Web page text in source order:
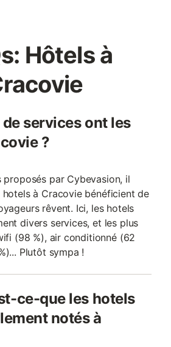
Hôtels à
services ont les
?
par Cybevasion, il
hotels à Cracovie bénéficient de
rêvent. Ici, les hotels
divers services, et les plus
(98 %), air conditionné (62
Plutôt sympa !
ce-que les hotels
notés à